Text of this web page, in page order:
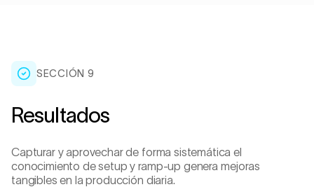
SECCIÓN 9
Resultados
Capturar y aprovechar de forma sistemática el
conocimiento de setup y ramp-up genera mejoras
tangibles en la producción diaria.